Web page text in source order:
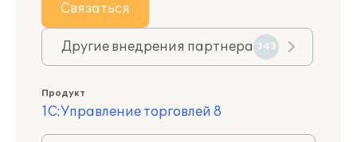
Связаться
Другие внедрения партнера 343
Продукт
1С:Управление торговлей 8